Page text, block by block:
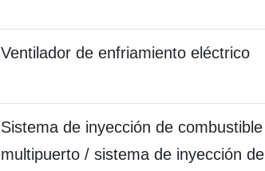
Ventilador de enfriamiento eléctrico
Sistema de inyección de combustible
multipuerto / sistema de inyección de